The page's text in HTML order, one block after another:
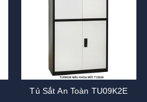
Tủ Sắt An Toàn TU09K2E